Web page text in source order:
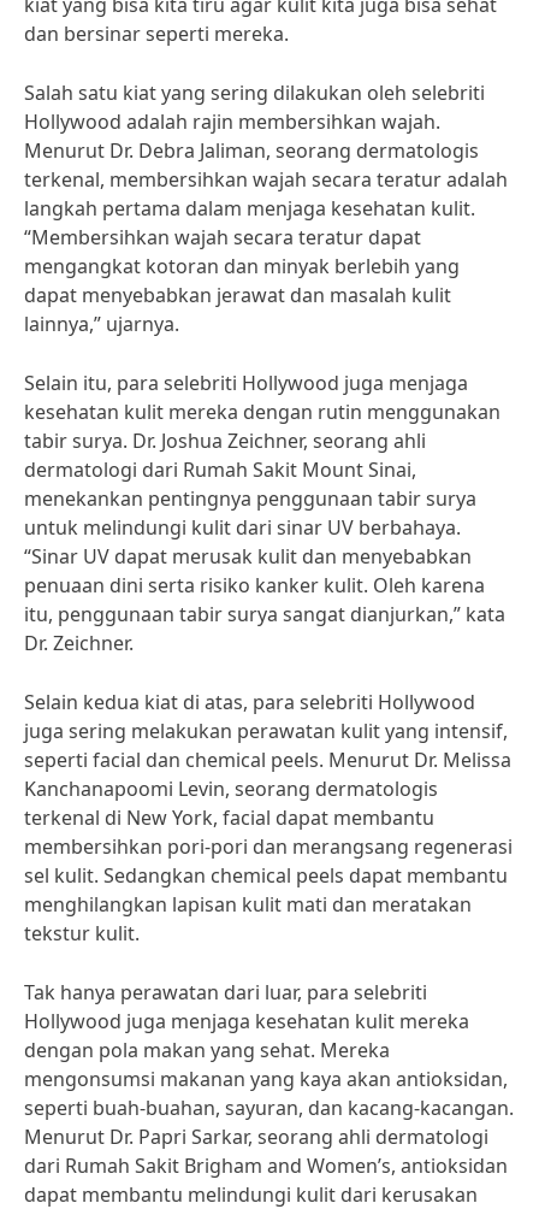
dan bersinar seperti mereka.
Salah satu kiat yang sering dilakukan oleh selebriti
Hollywood adalah rajin membersihkan wajah.
Menurut Dr. Debra Jaliman, seorang dermatologis
terkenal, membersihkan wajah secara teratur adalah
langkah pertama dalam menjaga kesehatan kulit.
“Membersihkan wajah secara teratur dapat
mengangkat kotoran dan minyak berlebih yang
dapat menyebabkan jerawat dan masalah kulit
lainnya,” ujarnya.
Selain itu, para selebriti Hollywood juga menjaga
kesehatan kulit mereka dengan rutin menggunakan
tabir surya. Dr. Joshua Zeichner, seorang ahli
dermatologi dari Rumah Sakit Mount Sinai,
menekankan pentingnya penggunaan tabir surya
untuk melindungi kulit dari sinar UV berbahaya.
“Sinar UV dapat merusak kulit dan menyebabkan
penuaan dini serta risiko kanker kulit. Oleh karena
itu, penggunaan tabir surya sangat dianjurkan,” kata
Dr. Zeichner.
Selain kedua kiat di atas, para selebriti Hollywood
juga sering melakukan perawatan kulit yang intensif,
seperti facial dan chemical peels. Menurut Dr. Melissa
Kanchanapoomi Levin, seorang dermatologis
terkenal di New York, facial dapat membantu
membersihkan pori-pori dan merangsang regenerasi
sel kulit. Sedangkan chemical peels dapat membantu
menghilangkan lapisan kulit mati dan meratakan
tekstur kulit.
Tak hanya perawatan dari luar, para selebriti
Hollywood juga menjaga kesehatan kulit mereka
dengan pola makan yang sehat. Mereka
mengonsumsi makanan yang kaya akan antioksidan,
seperti buah-buahan, sayuran, dan kacang-kacangan.
Menurut Dr. Papri Sarkar, seorang ahli dermatologi
dari Rumah Sakit Brigham and Women’s, antioksidan
dapat membantu melindungi kulit dari kerusakan